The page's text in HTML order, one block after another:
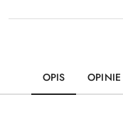
OPIS